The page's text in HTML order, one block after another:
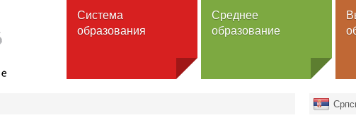
Система
образования
Среднее
образование